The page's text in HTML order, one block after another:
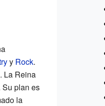
y Rock.
La Reina
Su plan es
la